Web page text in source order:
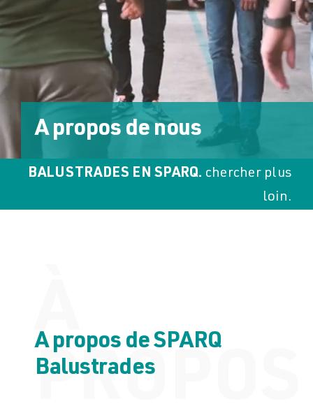
Téléchargements
Contact
Téléchargements
Contact
A propos de nous
BALUSTRADES EN SPARQ. chercher plus
loin.
À
PROPOS
A propos de SPARQ
Balustrades